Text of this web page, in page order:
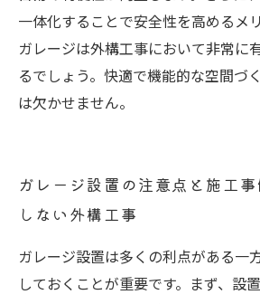
一体化することで安全性を高めるメ
ガレージは外構工事において非常に
るでしょう。快適で機能的な空間づ
は欠かせません。
ガレージ設置の注意点と施工
しない外構工事
ガレージ設置は多くの利点がある一
しておくことが重要です。まず、設